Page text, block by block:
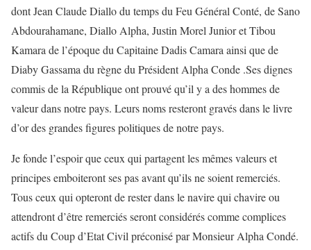
dont Jean Claude Diallo du temps du Feu Général Conté, de Sano
Abdourahamane, Diallo Alpha, Justin Morel Junior et Tibou
Kamara de l’époque du Capitaine Dadis Camara ainsi que de
Diaby Gassama du règne du Président Alpha Conde .Ses dignes
commis de la République ont prouvé qu’il y a des hommes de
valeur dans notre pays. Leurs noms resteront gravés dans le livre
d’or des grandes figures politiques de notre pays.
Je fonde l’espoir que ceux qui partagent les mêmes valeurs et
principes emboiteront ses pas avant qu’ils ne soient remerciés.
Tous ceux qui opteront de rester dans le navire qui chavire ou
attendront d’être remerciés seront considérés comme complices
actifs du Coup d’Etat Civil préconisé par Monsieur Alpha Condé.